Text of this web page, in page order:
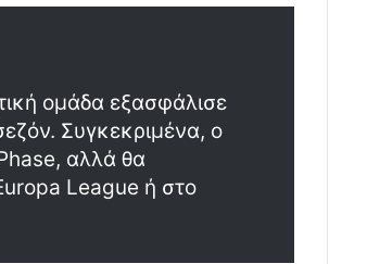
ομάδα εξασφάλισε
Συγκεκριμένα, ο
αλλά θα
League ή στο